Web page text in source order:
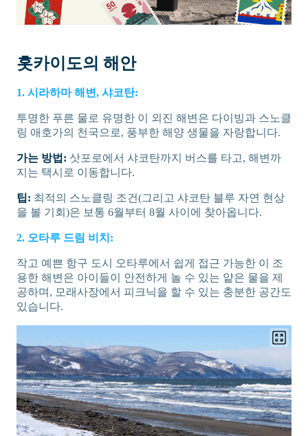
홋카이도의 해안
1. 시라하마 해변, 샤코탄:
투명한 푸른 물로 유명한 이 외진 해변은 다이빙과 스노클
링 애호가의 천국으로, 풍부한 해양 생물을 자랑합니다.
가는 방법: 삿포로에서 샤코탄까지 버스를 타고, 해변까
지는 택시로 이동합니다.
팁: 최적의 스노클링 조건(그리고 샤코탄 블루 자연 현상
을 볼 기회)은 보통 6월부터 8월 사이에 찾아옵니다.
2. 오타루 드림 비치:
작고 예쁜 항구 도시 오타루에서 쉽게 접근 가능한 이 조
용한 해변은 아이들이 안전하게 놀 수 있는 얕은 물을 제
공하며, 모래사장에서 피크닉을 할 수 있는 충분한 공간도
있습니다.